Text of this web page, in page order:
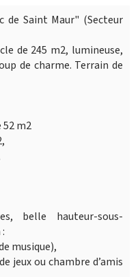
de Saint Maur" (Secteur
de 245 m2, lumineuse,
de charme. Terrain de
52 m2
belle hauteur-sous-
musique),
jeux ou chambre d’amis